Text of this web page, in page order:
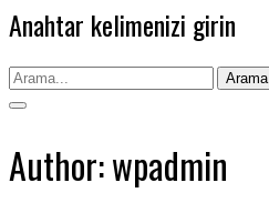
Anahtar kelimenizi girin
Arama
Author: wpadmin